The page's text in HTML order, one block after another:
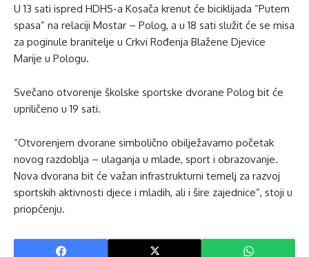
U 13 sati ispred HDHS-a Kosača krenut će biciklijada “Putem
spasa” na relaciji Mostar – Polog, a u 18 sati služit će se misa
za poginule branitelje u Crkvi Rođenja Blažene Djevice
Marije u Pologu.
Svečano otvorenje školske sportske dvorane Polog bit će
upriličeno u 19 sati.
“Otvorenjem dvorane simbolično obilježavamo početak
novog razdoblja – ulaganja u mlade, sport i obrazovanje.
Nova dvorana bit će važan infrastrukturni temelj za razvoj
sportskih aktivnosti djece i mladih, ali i šire zajednice”, stoji u
priopćenju.